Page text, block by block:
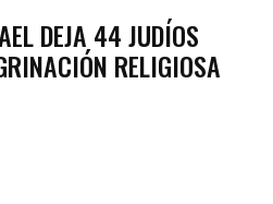
DEJA 44 JUDÍOS
RELIGIOSA